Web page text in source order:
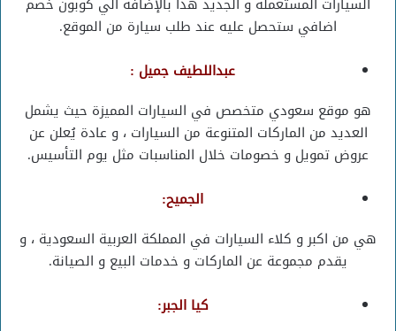
اضافي ستحصل عليه عند طلب سيارة من الموقع.
عبداللطيف جميل :
هو موقع سعودي متخصص في السيارات المميزة حيث يشمل
العديد من الماركات المتنوعة من السيارات ، و عادة يُعلن عن
عروض تمويل و خصومات خلال المناسبات مثل يوم التأسيس.
الجميح:
هي من اكبر و كلاء السيارات في المملكة العربية السعودية ، و
يقدم مجموعة عن الماركات و خدمات البيع و الصيانة.
كيا الجبر: